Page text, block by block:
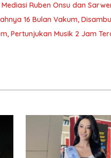
Ruben Onsu dan
16 Bulan Vakum,
Pertunjukan Musik 2 Jam